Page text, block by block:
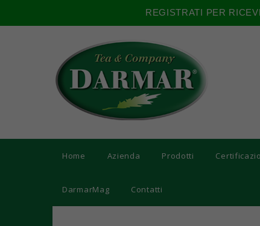
REGISTRATI PER
Home Azienda Prodotti
DarmarMag Contatti